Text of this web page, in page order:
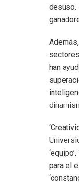
desuso.
han
para el